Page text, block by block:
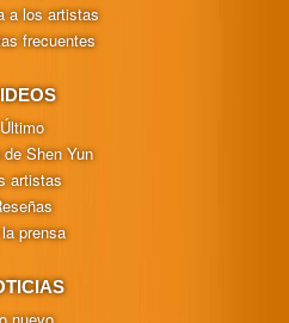
a los artistas
frecuentes
Último
Shen Yun
artistas
prensa
nuevo